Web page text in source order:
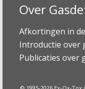
Over
Afkortingen in
Introductie over
Publicaties over